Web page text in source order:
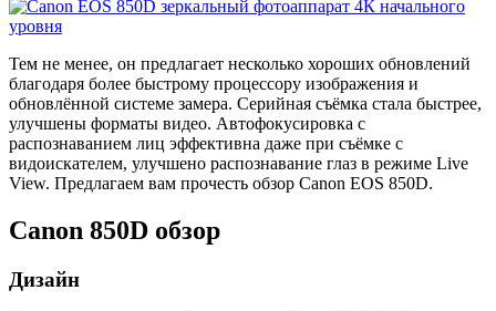
Тем не менее, он предлагает несколько хороших обновлений
благодаря более быстрому процессору изображения и
обновлённой системе замера. Серийная съёмка стала быстрее,
улучшены форматы видео. Автофокусировка с
распознаванием лиц эффективна даже при съёмке с
видоискателем, улучшено распознавание глаз в режиме Live
View. Предлагаем вам прочесть обзор Canon EOS 850D.
Canon 850D обзор
Дизайн